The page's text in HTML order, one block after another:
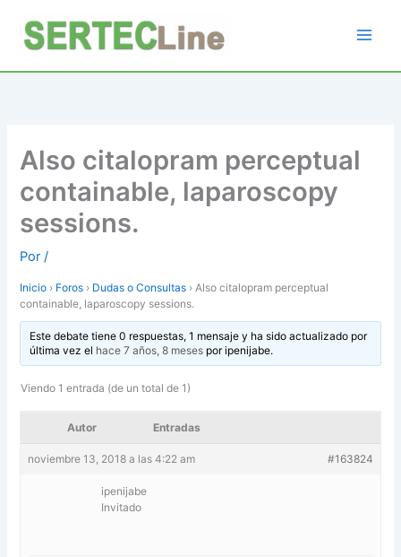
contenido
Also citalopram perceptual
containable, laparoscopy
sessions.
Por/
Inicio › Foros › Dudas o Consultas › Also citalopram perceptual
containable, laparoscopy sessions.
Este debate tiene 0 respuestas, 1 mensaje y ha sido actualizado por
última vez el hace 7 años, 8 mesesporipenijabe.
Viendo 1 entrada (de un total de 1)
Autor Entradas
noviembre 13, 2018 a las 4:22 am #163824
ipenijabe
Invitado